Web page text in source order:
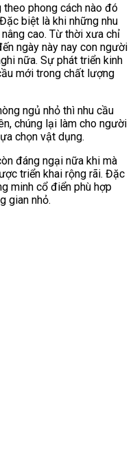
phong cách nào đó
biệt là khi những nhu
cao. Từ thời xưa chỉ
ngày này nay con người
nữa. Sự phát triển kinh
mới trong chất lượng
ngủ nhỏ thì nhu cầu
chúng lại làm cho người
chọn vật dụng.
đáng ngại nữa khi mà
triển khai rộng rãi. Đặc
minh cổ điển phù hợp
gian nhỏ.